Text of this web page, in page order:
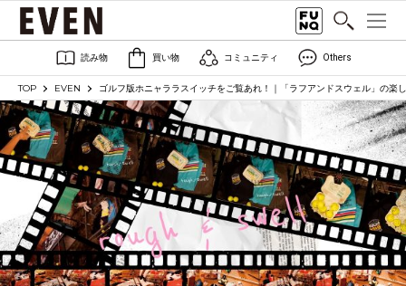
読み物 買い物 コミュニティ Others
TOP EVEN ゴルフ版ホニャララスイッチをご覧あれ！｜「ラフアンドスウェル」の楽